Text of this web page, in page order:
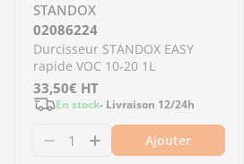
30 1L
EASY lent VOC 30-40 1L
EASY lent VOC 30-
02086223 - Durcisseur
pour 02086223 -
STANDOX
02086224
Durcisseur STANDOX EASY
rapide VOC 10-20 1L
Prix
33,50€ HT
En stock- Livraison 12/24h
Diminuer la quantité
Augmenter la
Ajouter